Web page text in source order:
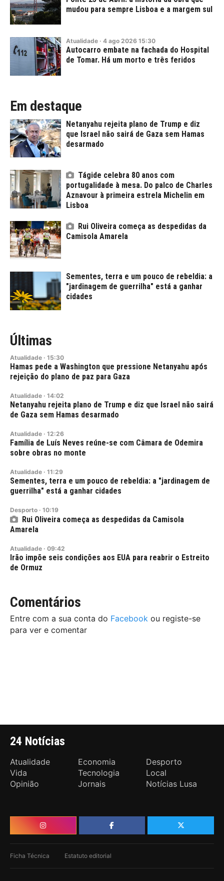
mudou para sempre Lisboa e a margem sul
Atualidade · 4 ago 2026 15:30
Autocarro embate na fachada do Hospital
de Tomar. Há um morto e três feridos
Em destaque
Netanyahu rejeita plano de Trump e diz
que Israel não sairá de Gaza sem Hamas
desarmado
Tágide celebra 80 anos com
portugalidade à mesa. Do palco de Charles
Aznavour à primeira estrela Michelin em
Lisboa
Rui Oliveira começa as despedidas da
Camisola Amarela
Sementes, terra e um pouco de rebeldia: a
"jardinagem de guerrilha" está a ganhar
cidades
Últimas
Atualidade · 15:30
Hamas pede a Washington que pressione Netanyahu após
rejeição do plano de paz para Gaza
Atualidade · 14:02
Netanyahu rejeita plano de Trump e diz que Israel não sairá
de Gaza sem Hamas desarmado
Atualidade · 12:26
Família de Luís Neves reúne-se com Câmara de Odemira
sobre obras no monte
Atualidade · 11:29
Sementes, terra e um pouco de rebeldia: a "jardinagem de
guerrilha" está a ganhar cidades
Desporto · 10:19
Rui Oliveira começa as despedidas da Camisola
Amarela
Atualidade · 09:42
Irão impõe seis condições aos EUA para reabrir o Estreito
de Ormuz
Comentários
Entre com a sua conta do Facebook ou registe-se
para ver e comentar
24 Notícias
Atualidade Economia
Desporto
Vida
Tecnologia
Local
Opinião
Jornais Notícias Lusa
Ficha Técnica Estatuto editorial